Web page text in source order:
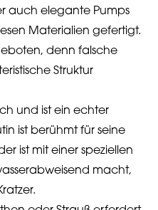
auch elegante Pumps
Materialien gefertigt.
denn falsche
Struktur
und ist ein echter
ist berühmt für seine
ist mit einer speziellen
macht,